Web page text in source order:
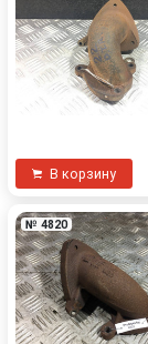
В корзину
№ 4820